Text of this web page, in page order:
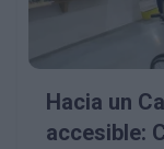
Hacia un
accesible: